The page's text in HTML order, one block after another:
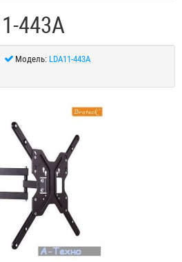
443A
Модель: LDA11-443A